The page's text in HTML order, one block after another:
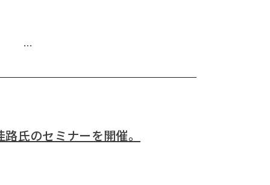
…
氏のセミナーを開催。